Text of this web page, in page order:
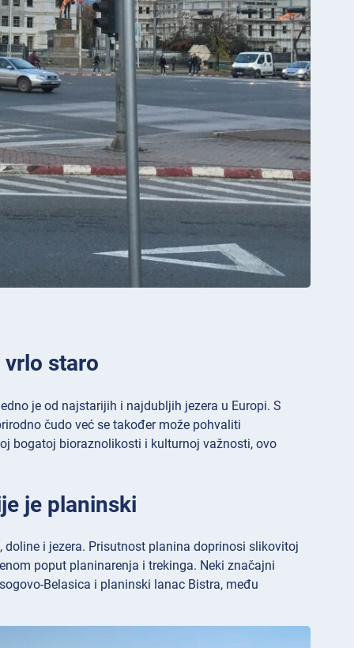
staro
je od najstarijih i najdubljih jezera u Europi. S
čudo već se također može pohvaliti
bogatoj bioraznolikosti i kulturnoj važnosti, ovo
je planinski
i jezera. Prisutnost planina doprinosi slikovitoj
poput planinarenja i trekinga. Neki značajni
Belasica i planinski lanac Bistra, među